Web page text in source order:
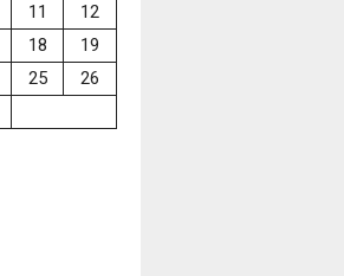
11
12
18
19
25
26